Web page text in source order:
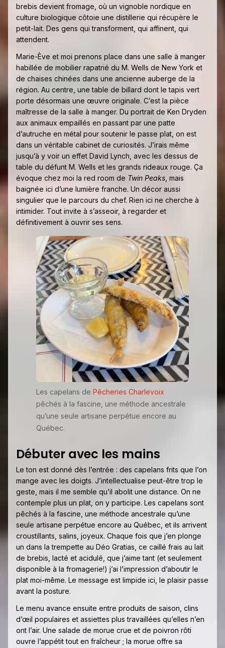
brebis devient fromage, où un vignoble nordique en
culture biologique côtoie une distillerie qui récupère le
petit-lait. Des gens qui transforment, qui affinent, qui
attendent.
Marie-Ève et moi prenons place dans une salle à manger
habillée de mobilier rapatrié du M. Wells de New York et
de chaises chinées dans une ancienne auberge de la
région. Au centre, une table de billard dont le tapis vert
porte désormais une œuvre originale. C’est la pièce
maîtresse de la salle à manger. Du portrait de Ken Dryden
aux animaux empaillés en passant par une patte
d’autruche en métal pour soutenir le passe plat, on est
dans un véritable cabinet de curiosités. J’irais même
jusqu’à y voir un effet David Lynch, avec les dessus de
table du défunt M. Wells et les grands rideaux rouge. Ça
évoque chez moi la red room de Twin Peaks , mais
baignée ici d’une lumière franche. Un décor aussi
singulier que le parcours du chef. Rien ici ne cherche à
intimider. Tout invite à s’asseoir, à regarder et
définitivement à ouvrir ses sens.
Les capelans de Pêcheries Charlevoix
pêchés à la fascine, une méthode ancestrale
qu’une seule artisane perpétue encore au
Québec.
Débuter avec les mains
Le ton est donné dès l’entrée : des capelans frits que l’on
mange avec les doigts. J’intellectualise peut-être trop le
geste, mais il me semble qu’il abolit une distance. On ne
contemple plus un plat, on y participe. Les capelans sont
pêchés à la fascine, une méthode ancestrale qu’une
seule artisane perpétue encore au Québec, et ils arrivent
croustillants, salins, joyeux. Chaque fois que j’en plonge
un dans la trempette au Déo Gratias, ce caillé frais au lait
de brebis, lacté et acidulé, que j’aime tant (et seulement
disponible à la fromagerie!) j’ai l’impression d’aboutir le
plat moi-même. Le message est limpide ici, le plaisir passe
avant la posture.
Le menu avance ensuite entre produits de saison, clins
d’œil populaires et assiettes plus travaillées qu’elles n’en
ont l’air. Une salade de morue crue et de poivron rôti
ouvre l’appétit tout en fraîcheur ; la morue offre sa